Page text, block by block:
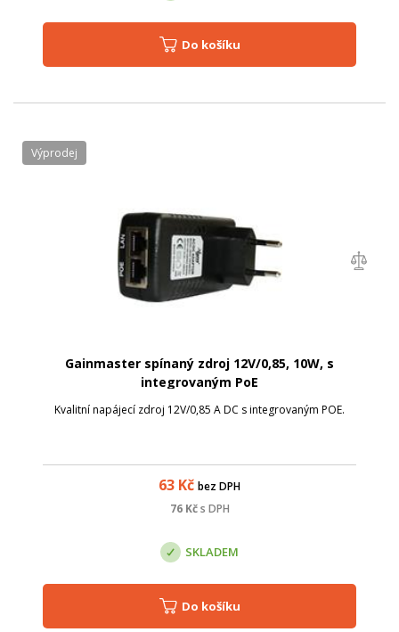
Do košíku
Gainmaster spínaný zdroj 12V/0,85, 10W, s
integrovaným PoE
Kvalitní napájecí zdroj 12V/0,85 A DC s integrovaným POE.
63 Kč bez DPH
76Kč s DPH
Výprodej
SKLADEM
Do košíku